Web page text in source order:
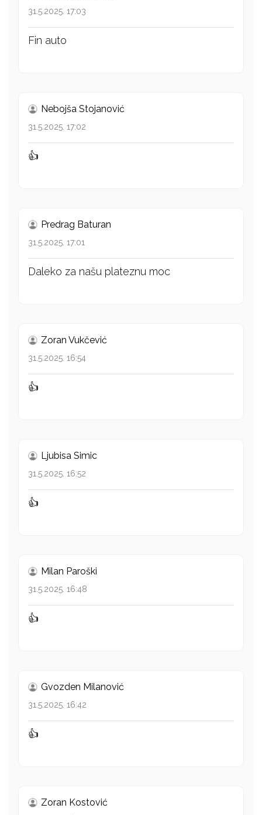
31.5.2025. 17:03
Fin auto
Nebojša Stojanović
31.5.2025. 17:02
👍
Predrag Baturan
31.5.2025. 17:01
Daleko za našu plateznu moc
Zoran Vukčević
31.5.2025. 16:54
👍
Ljubisa Simic
31.5.2025. 16:52
👍
Milan Paroški
31.5.2025. 16:48
👍
Gvozden Milanović
31.5.2025. 16:42
👍
Zoran Kostović